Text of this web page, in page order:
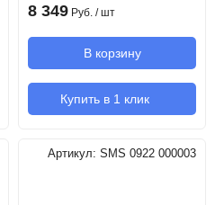
8 349 Руб. / шт
В корзину
Купить в 1 клик
Артикул: SMS 0922 000003